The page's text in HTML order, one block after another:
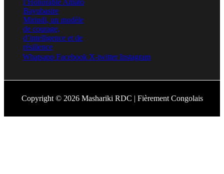
Whatsapp Facebook X-twitter Instagram
Copyright © 2026 Mashariki RDC | Fièrement Congolais